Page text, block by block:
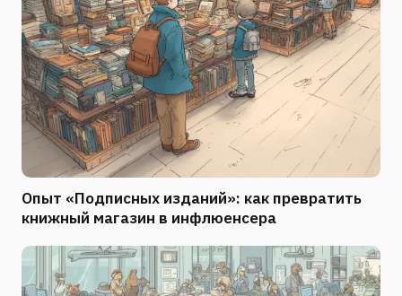
Опыт «Подписных изданий»: как превратить
книжный магазин в инфлюенсера